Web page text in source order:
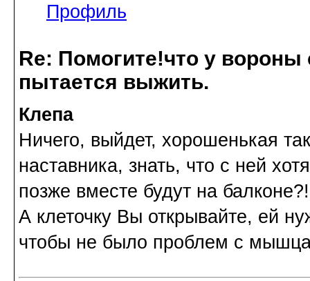
Профиль
Re: Помогите!что у
пытается выжить.
Клепа
Ничего, выйдет, хорошенькая
наставника, знать, что с ней
позже вместе будут на балконе?!
А клеточку Вы открывайте, ей
чтобы не было проблем с